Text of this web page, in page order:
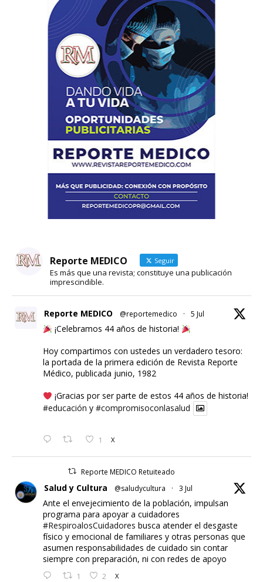
Reporte MEDICO Seguir
Es más que una revista; constituye una publicación
imprescindible.
Reporte MEDICO @reportemedico · 5 Jul
¡Celebramos 44 años de historia!
Hoy compartimos con ustedes un verdadero tesoro:
la portada de la primera edición de Revista Reporte
Médico, publicada junio, 1982
¡Gracias por ser parte de estos 44 años de historia!
#educación y #compromisoconlasalud
1 X
Reporte MEDICO Retuiteado
Salud y Cultura @saludycultura · 3 Jul
Ante el envejecimiento de la población, impulsan
programa para apoyar a cuidadores
#RespiroalosCuidadores busca atender el desgaste
físico y emocional de familiares y otras personas que
asumen responsabilidades de cuidado sin contar
siempre con preparación, ni con redes de apoyo
1 2 X